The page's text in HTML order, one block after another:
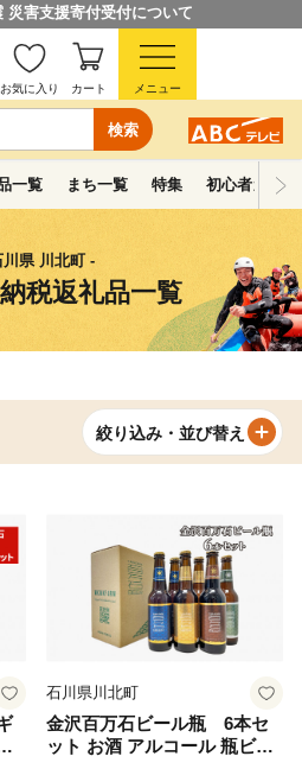
災害支援寄付受付について
検索
お気に入り カート メニュー
一覧 まち一覧 特集 初心者ガイド
川県 川北町 -
税返礼品一覧
絞り込み・並び替え
石川県川北町
金沢百万石ビール瓶 6本セ
ット お酒 アルコール 瓶ビー